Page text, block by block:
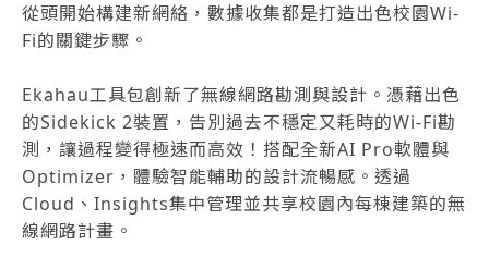
從頭開始構建新網絡，數據收集都是打造出色校園Wi-
Fi的關鍵步驟。
Ekahau工具包創新了無線網路勘測與設計。憑藉出色
的Sidekick 2裝置，告別過去不穩定又耗時的Wi-Fi勘
測，讓過程變得極速而高效！搭配全新AI Pro軟體與
Optimizer，體驗智能輔助的設計流暢感。透過
Cloud、Insights集中管理並共享校園內每棟建築的無
線網路計畫。